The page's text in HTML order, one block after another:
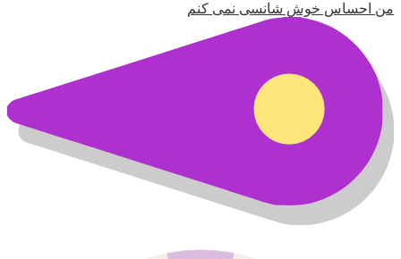
من احساس خوش شانسی نمی کنم